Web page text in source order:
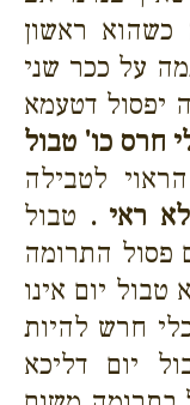
ראשון
על ככר שני
יפסול דטעמא
חרס כו' טבול
לטבילה
לא ראי . טבול
פסול התרומה
יום אינו
חרש להיות
יום דליכא